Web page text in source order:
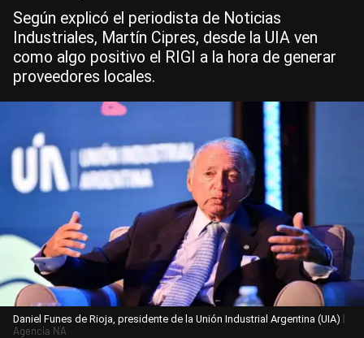
Según explicó el periodista de Noticias
Industriales, Martín Cipres, desde la UIA ven
como algo positivo el RIGI a la hora de generar
proveedores locales.
Daniel Funes de Rioja, presidente de la Unión Industrial Argentina (UIA) |
Agencia NA